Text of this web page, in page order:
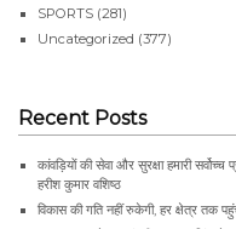
SPORTS (281)
Uncategorized (377)
Recent Posts
कांवड़ियों की सेवा और सुरक्षा हमारी
हरीश कुमार वशिष्ठ
विकास की गति नहीं रुकेगी, हर क्षेत्र तक